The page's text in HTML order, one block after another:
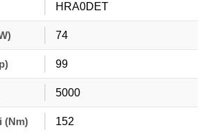
HRA0DET
74
99
5000
(Nm) 152